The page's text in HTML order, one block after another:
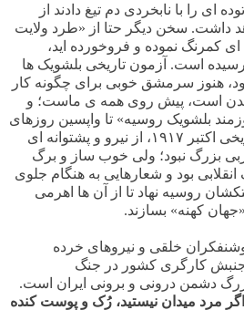
ای را با نابخردی دم تیغ دادند از
داشت. سخن دیگر حتا از «طرد ولایت
ای کمرنگ نموده و فروخورده اید،
است. آزمون تاریخی بلشویک ها
هنوز سرمشق خوبی برای چگونه کار
است، پیش روی همه ی ماست؛ و
بلشویک روسیه» تا واپسین روزهای
پیروزی انقلاب سترگ و تاریخی اکتبر ۱۹۱۷، از نیرو و پشتوانه ای
بزرگ نبود؛ ولی خوب ساز و برگ
انقلابی بود و شعارهایی به هنگام جلوی
روسیه نهاد تا از آن ها اهرمی
کهنه» بسازند.
خلقی و نیروهای خرده
جنبش کارگری کشور در جنگ
بزرگ دشمن درونی و برونی ایران است.
مرد میدان نیستید، رُک و پوست کنده